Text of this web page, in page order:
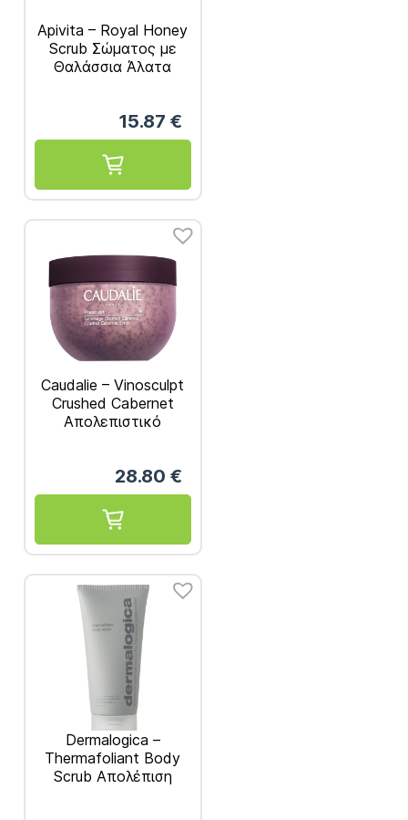
Apivita – Royal Honey
Scrub Σώματος με
Θαλάσσια Άλατα
15.87 €
Caudalie – Vinosculpt
Crushed Cabernet
Απολεπιστικό
28.80 €
Dermalogica –
Thermafoliant Body
Scrub Απολέπιση